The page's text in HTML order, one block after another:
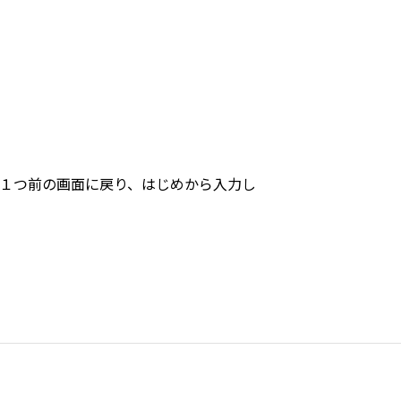
つ前の画面に戻り、はじめから入力し